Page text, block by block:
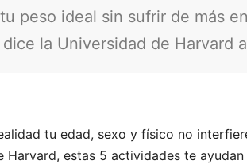
peso ideal sin sufrir de más
la Universidad de Harvard
tu edad, sexo y físico no
Harvard, estas 5 actividades te